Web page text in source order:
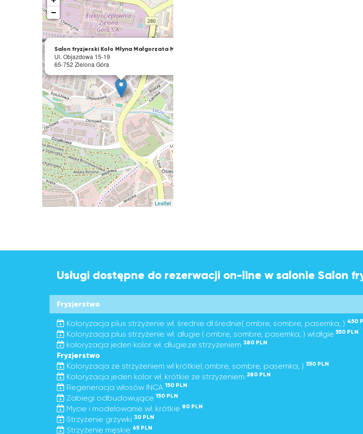
Salon fryzjerski Koło Młyna Małgorzata Minge
Ul. Objazdowa 15-19
65-752 Zielona Góra
−
Leaflet
Usługi dostępne do rezerwacji on-line w salonie Salon
Fryzjerstwo
Koloryzacja plus strzyżenie wł. średnie dł.średnie( ombre, sombre, pasemka, ) 450
Koloryzacja plus strzyżenie wł. długie ( ombre, sombre, pasemka, ) wł.dłgie 550 PLN
koloryzacja jeden kolor wł. długie.ze strzyżeniem 380 PLN
Fryzjerstwo
Koloryzacja ze strzyżeniem wł krótkie( ombre, sombre, pasemka, ) 350 PLN
Koloryzacja jeden kolor wł. krótkie ze strzyżeniem 280 PLN
Regeneracja włosów INCA 150 PLN
Zabiegi odbudowujące 150 PLN
Mycie i modelowanie wł. krótkie 80 PLN
Strzyzenie grzywki 30 PLN
Strzyżenie męskie 65 PLN